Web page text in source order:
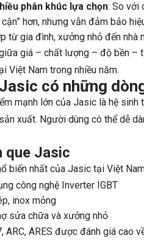
phân khúc lựa chọn: So với
hơn, nhưng vẫn đảm bảo
từ gia đình, xưởng nhỏ đến nhà
giá – chất lượng – độ bền
Việt Nam trong nhiều năm.
có những
mạnh lớn của Jasic là hệ
xuất. Người dùng có thể dễ
que Jasic
biến nhất của Jasic tại Việt
công nghệ Inverter IGBT
inox mỏng
sửa chữa và xưởng nhỏ
ARC, ARES được đánh giá cao